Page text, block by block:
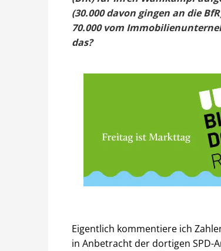
(30.000 davon gingen an die
70.000 vom
das?
Eigentlich kommentiere ich
in Anbetracht der dortigen SPD-